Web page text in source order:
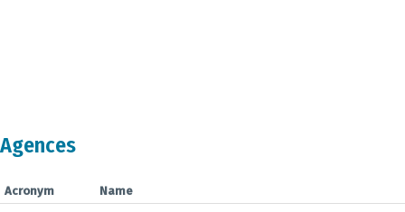
Agences
Acronym Name